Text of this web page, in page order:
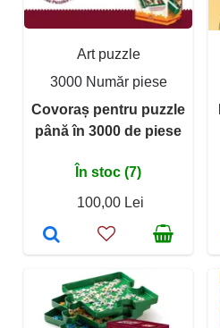
Art puzzle
3000 Număr piese
Covoraș pentru puzzle
până în 3000 de piese
În stoc (7)
100,00 Lei